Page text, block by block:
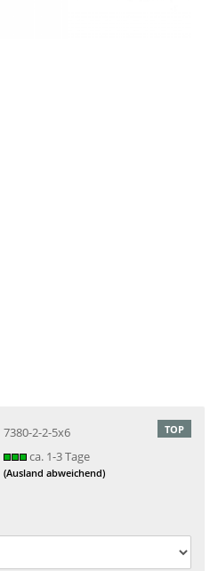
TOP
7380-2-2-5x6
ca. 1-3 Tage
(Ausland abweichend)